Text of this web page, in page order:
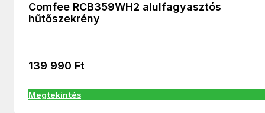
Comfee RCB359WH2 alulfagyasztós
hűtőszekrény
139 990 Ft
Megtekintés